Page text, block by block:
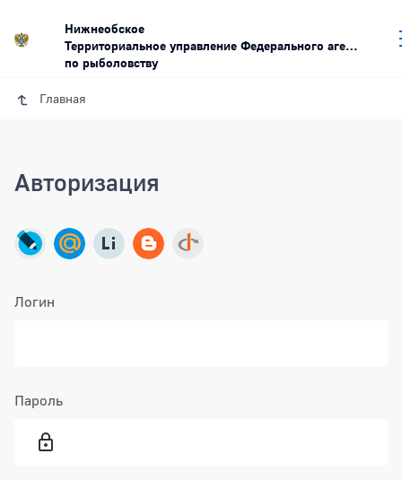
Нижнеобское
Территориальное управление Федерального агентства
по рыболовству
Главная
Авторизация
Логин
Пароль